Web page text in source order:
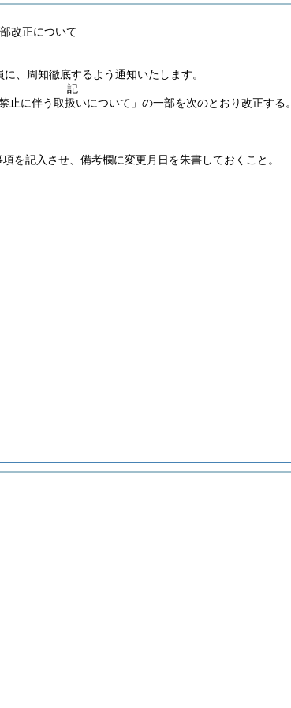
改正について
、周知徹底するよう通知いたします。
記
に伴う取扱いについて」の一部を次のとおり改正する。
を記入させ、備考欄に変更月日を朱書しておくこと。